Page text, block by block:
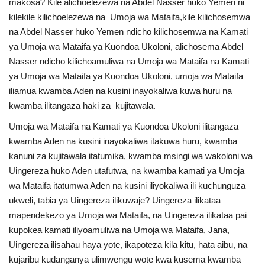
kilekile kilichoelezewa na Umoja wa Mataifa,kile kilichosemwa
na Abdel Nasser huko Yemen ndicho kilichosemwa na Kamati
ya Umoja wa Mataifa ya Kuondoa Ukoloni, alichosema Abdel
Nasser ndicho kilichoamuliwa na Umoja wa Mataifa na Kamati
ya Umoja wa Mataifa ya Kuondoa Ukoloni, umoja wa Mataifa
iliamua kwamba Aden na kusini inayokaliwa kuwa huru na
kwamba ilitangaza haki za kujitawala.
Umoja wa Mataifa na Kamati ya Kuondoa Ukoloni ilitangaza
kwamba Aden na kusini inayokaliwa itakuwa huru, kwamba
kanuni za kujitawala itatumika, kwamba msingi wa wakoloni wa
Uingereza huko Aden utafutwa, na kwamba kamati ya Umoja
wa Mataifa itatumwa Aden na kusini iliyokaliwa ili kuchunguza
ukweli, tabia ya Uingereza ilikuwaje? Uingereza ilikataa
mapendekezo ya Umoja wa Mataifa, na Uingereza ilikataa pai
kupokea kamati iliyoamuliwa na Umoja wa Mataifa, Jana,
Uingereza ilisahau haya yote, ikapoteza kila kitu, hata aibu, na
kujaribu kudanganya ulimwengu wote kwa kusema kwamba